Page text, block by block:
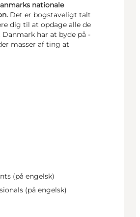
nationale
Det er bogstaveligt talt
dig til at opdage alle de
Danmark har at byde på -
masser af ting at
(på engelsk)
(på engelsk)